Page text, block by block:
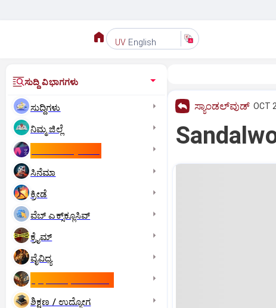
UV English
ಸುದ್ದಿ ವಿಭಾಗಗಳು
ಸುದ್ದಿಗಳು
ನಿಮ್ಮ ಜಿಲ್ಲೆ
ಸಿನೆಮಾ
ಕ್ರೀಡೆ
ವೆಬ್ ಎಕ್ಸ್‌ಕ್ಲೂಸಿವ್
ಕ್ರೈಮ್
ವೈವಿಧ್ಯ
ಶಿಕ್ಷಣ / ಉದ್ಯೋಗ
ಸ್ಯಾಂಡಲ್‌ವುಡ್‌ OCT